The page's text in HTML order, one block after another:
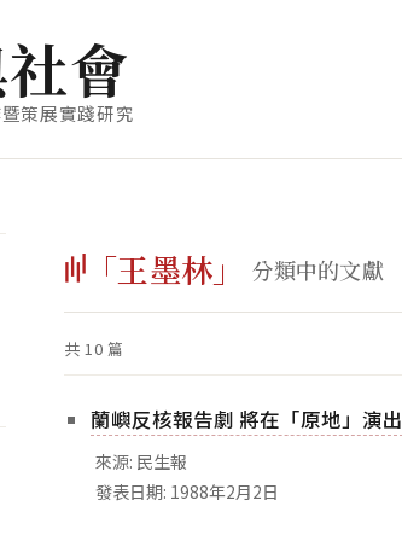
社會
策展實踐研究
「王墨林」 分類中的文獻
共 10 篇
蘭嶼反核報告劇 將在「原地」演出
來源: 民生報
發表日期: 1988年2月2日